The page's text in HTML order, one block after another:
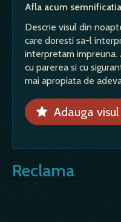
Afla acum
Descrie visul din
care doresti sa-l
interpretam
cu parerea si cu
mai apropiata de
Adauga
Reclama